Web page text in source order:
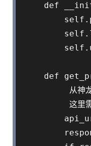
def
def
从神
这里